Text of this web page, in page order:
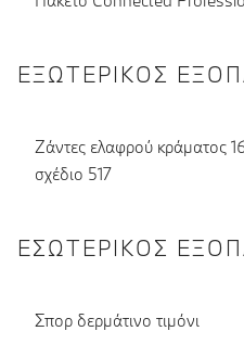
ΕΞΩΤΕΡΙΚΌΣ
Ζάντες ελαφρού κράματος
σχέδιο 517
ΕΣΩΤΕΡΙΚΌΣ
Σπορ δερμάτινο τιμόνι